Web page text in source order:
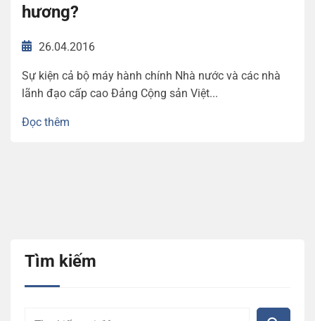
hương?
26.04.2016
Sự kiện cả bộ máy hành chính Nhà nước và các nhà
lãnh đạo cấp cao Đảng Cộng sản Việt...
Đọc thêm
Tìm kiếm